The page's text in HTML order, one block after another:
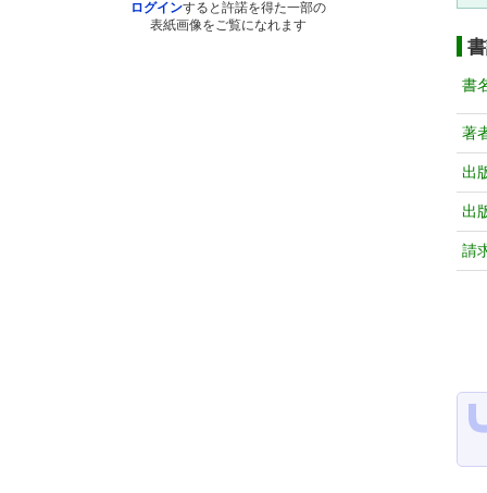
ログインすると許諾を得た一部の
表紙画像をご覧になれます
書
著
出
出
請